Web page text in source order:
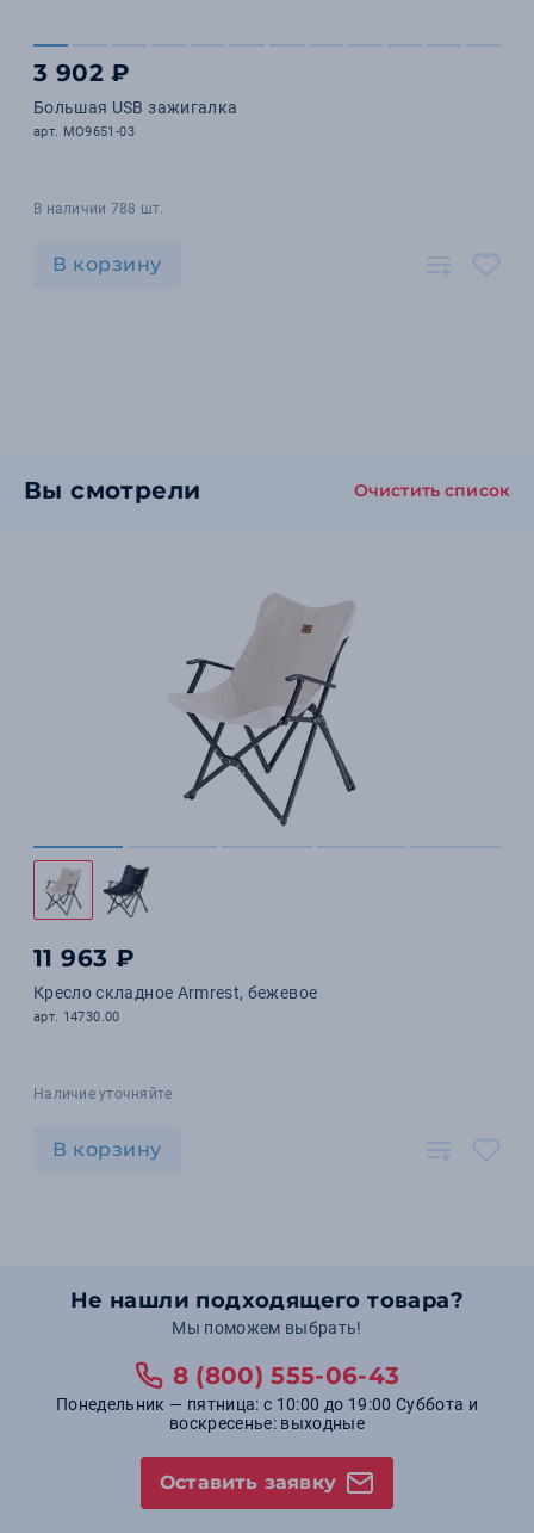
3 902 ₽
Большая USB зажигалка
арт. MO9651-03
В наличии 788 шт.
В корзину
Вы смотрели Очистить список
11 963 ₽
Кресло складное Armrest, бежевое
арт. 14730.00
Наличие уточняйте
В корзину
Не нашли подходящего товара?
Мы поможем выбрать!
8 (800) 555-06-43
Понедельник — пятница: с 10:00 до 19:00 Суббота и
воскресенье: выходные
Оставить заявку